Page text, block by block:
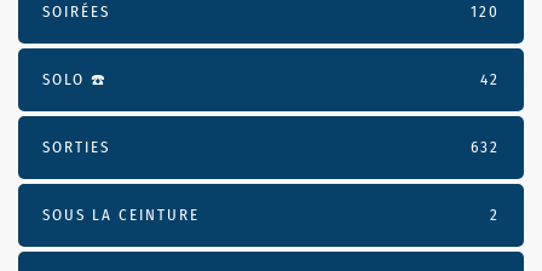
SOIRÉES 120
SOLO ☎️ 42
SORTIES 632
SOUS LA CEINTURE 2